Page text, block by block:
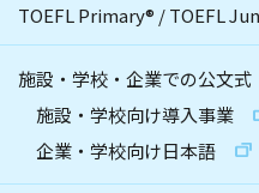
TOEFL Primary® /TOEFL
施設・学校・企業での公文式
施設・学校向け導入事業
企業・学校向け日本語